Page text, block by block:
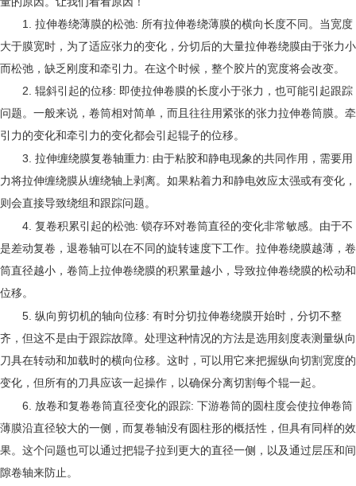
1. 拉伸卷绕薄膜的松弛: 所有拉伸卷绕薄膜的横向长度不同。当宽度
大于膜宽时，为了适应张力的变化，分切后的大量拉伸卷绕膜由于张力小
而松弛，缺乏刚度和牵引力。在这个时候，整个胶片的宽度将会改变。
2. 辊斜引起的位移: 即使拉伸卷膜的长度小于张力，也可能引起跟踪
问题。一般来说，卷筒相对简单，而且往往用紧张的张力拉伸卷筒膜。牵
引力的变化和牵引力的变化都会引起辊子的位移。
3. 拉伸缠绕膜复卷轴重力 : 由于粘胶和静电现象的共同作用，需要用
力将拉伸缠绕膜从缠绕轴上剥离。如果粘着力和静电效应太强或有变化，
则会直接导致绕组和跟踪问题。
4. 复卷积累引起的松弛: 锁存环对卷筒直径的变化非常敏感。由于不
是差动复卷，退卷轴可以在不同的旋转速度下工作。拉伸卷绕膜越薄，卷
筒直径越小，卷筒上拉伸卷绕膜的积累量越小，导致拉伸卷绕膜的松动和
位移。
5. 纵向剪切机的轴向位移: 有时分切拉伸卷绕膜开始时，分切不整
齐，但这不是由于跟踪故障。处理这种情况的方法是选用刻度表测量纵向
刀具在转动和加载时的横向位移。这时，可以用它来把握纵向切割宽度的
变化，但所有的刀具应该一起操作，以确保分离切割每个辊一起。
6. 放卷和复卷卷筒直径变化的跟踪: 下游卷筒的圆柱度会使拉伸卷筒
薄膜沿直径较大的一侧，而复卷轴没有圆柱形的概括性，但具有同样的效
果。这个问题也可以通过把辊子拉到更大的直径一侧，以及通过层压和间
隙卷轴来防止。